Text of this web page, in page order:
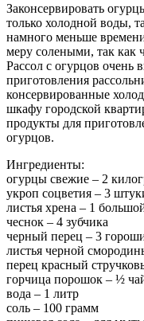
Законсервировать
только холодной воды,
намного меньше
меру солеными, так как
Рассол с огурцов очень
приготовления
консервированные
шкафу городской
продукты для
огурцов.
Ингредиенты:
огурцы свежие – 2
укроп соцветия – 3
листья хрена – 1
чеснок – 4 зубчика
черный перец – 3
листья черной
перец красный
горчица порошок – ½
вода – 1 литр
соль – 100 грамм